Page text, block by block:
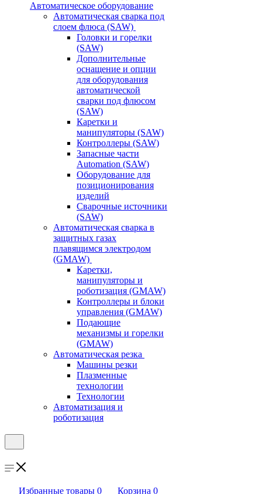
Автоматическое оборудование
Автоматическая сварка под
слоем флюса (SAW)
Головки и горелки
(SAW)
Дополнительные
оснащение и опции
для оборудования
автоматической
сварки под флюсом
(SAW)
Каретки и
манипуляторы (SAW)
Контроллеры (SAW)
Запасные части
Automation (SAW)
Оборудование для
позиционирования
изделий
Сварочные источники
(SAW)
Автоматическая сварка в
защитных газах
плавящимся электродом
(GMAW)
Каретки,
манипуляторы и
роботизация (GMAW)
Контроллеры и блоки
управления (GMAW)
Подающие
механизмы и горелки
(GMAW)
Автоматическая резка
Машины резки
Плазменные
технологии
Технологии
Автоматизация и
роботизация
Избранные товары 0 Корзина 0